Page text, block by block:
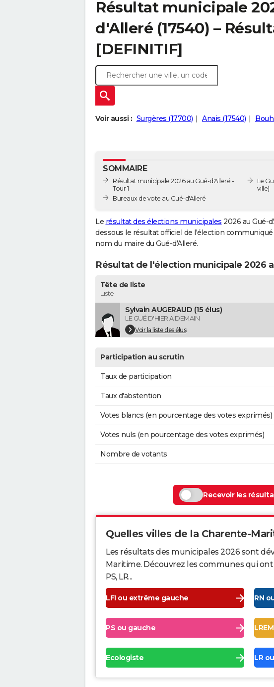
Résultat municipale
d'Alleré (17540) –
[DEFINITIF]
Voir aussi : Surgères (17700) Anais (17540)
SOMMAIRE
Résultat municipale 2026 au Gué-d'Alleré -
Tour 1
Bureaux de vote au Gué-d'Alleré
Le
ville)
Le résultat des élections municipales 2026 au Gué-
dessous le résultat officiel de l'élection
nom du maire du Gué-d'Alleré.
Résultat de l'élection municipale 2026
Tête de liste
Liste
Sylvain AUGERAUD (15 élus)
LE GUÉ D'HIER A DEMAIN
Voir la liste des élus
Participation au scrutin
Taux de participation
Taux d'abstention
Votes blancs (en pourcentage des votes exprimés)
Votes nuls (en pourcentage des votes exprimés)
Nombre de votants
Recevoir les
Quelles villes de la Charente-
Les résultats des municipales 2026 sont
Maritime. Découvrez les communes qui ont
PS, LR...
LFI ou extrême gauche RN
PS ou gauche
Ecologiste LR